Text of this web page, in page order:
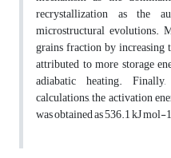
recrystallization as the
microstructural evolutions.
grains fraction by increasing
attributed to more storage
adiabatic heating.
calculations, the activation
was obtained as 536.1 kJ mol-